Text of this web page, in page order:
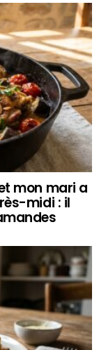
mon mari a
midi : il